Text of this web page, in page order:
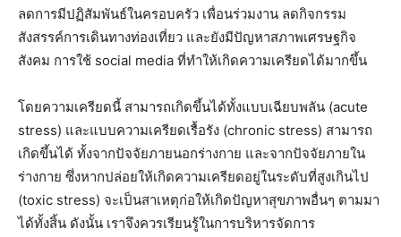
ลดการมีปฏิสัมพันธ์ในครอบครัว เพื่อนร่วมงาน ลดกิจกรรม
สังสรรค์การเดินทางท่องเที่ยว และยังมีปัญหาสภาพเศรษฐกิจ
สังคม การใช้ social media ที่ทำให้เกิดความเครียดได้มากขึ้น
โดยความเครียดนี้ สามารถเกิดขึ้นได้ทั้งแบบเฉียบพลัน (acute
stress) และแบบความเครียดเรื้อรัง (chronic stress) สามารถ
เกิดขึ้นได้ ทั้งจากปัจจัยภายนอกร่างกาย และจากปัจจัยภายใน
ร่างกาย ซึ่งหากปล่อยให้เกิดความเครียดอยู่ในระดับที่สูงเกินไป
(toxic stress) จะเป็นสาเหตุก่อให้เกิดปัญหาสุขภาพอื่นๆ ตามมา
ได้ทั้งสิ้น ดังนั้น เราจึงควรเรียนรู้ในการบริหารจัดการ